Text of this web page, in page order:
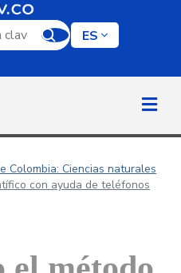
por palabra clave
ES
Colombia: Ciencias naturales
con ayuda de teléfonos